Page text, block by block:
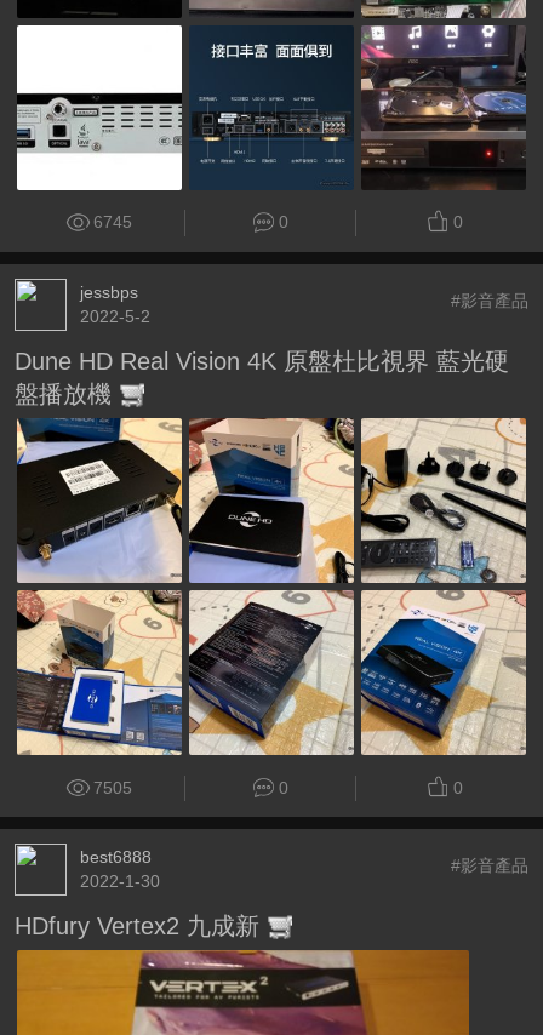
6745 0 0
jessbps
2022-5-2
#影音產品
Dune HD Real Vision 4K 原盤杜比視界 藍光硬
盤播放機
7505 0 0
best6888
2022-1-30
#影音產品
HDfury Vertex2 九成新